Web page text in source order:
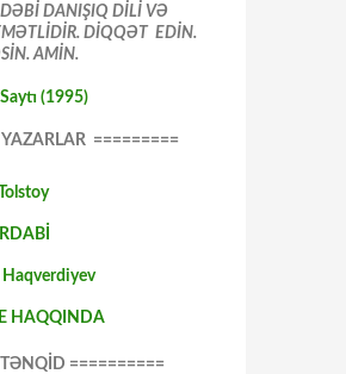
DANIŞIQ DİLİ VƏ
DİQQƏT EDİN.
AMİN.
(1995)
=========
HAQQINDA
==========